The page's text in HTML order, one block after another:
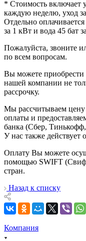
* Стоимость включает
каждую неделю, уход
Отдельно
за 1 кВт и вода 45 бат
Пожалуйста, звоните
по всем вопросам.
Вы можете приобрести
нашей компании не
рассрочку.
Мы рассчитываем цену
оплаты и
банка (Сбер,
У нас также действует
Оплату Вы можете
помощью SWIFT
стран.
Назад к списку
Компания